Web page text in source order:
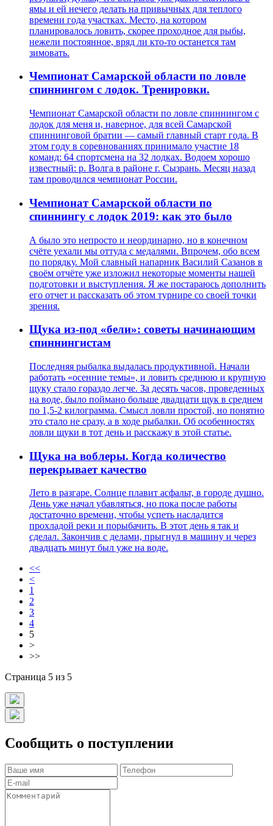
ямы и ей нечего делать на привычных для теплого
времени года участках. Место, на котором
планировалось ловить, скорее проходное для рыбы,
нежели постоянное, вряд ли кто-то останется там
зимовать.
Чемпионат Самарской области по ловле
спиннингом с лодок. Тренировки.
Чемпионат Самарской области по ловле спиннингом с
лодок для меня и, наверное, для всей Самарской
спиннинговой братии — самый главный старт года. В
этом году в соревнованиях принимало участие 18
команд: 64 спортсмена на 32 лодках. Водоем хорошо
известный: р. Волга в районе г. Сызрань. Месяц назад
там проводился чемпионат России.
Чемпионат Самарской области по
спиннингу с лодок 2019: как это было
А было это непросто и неординарно, но в конечном
счёте уехали мы оттуда с медалями. Впрочем, обо всем
по порядку. Мой славный напарник Василий Сазанов в
своём отчёте уже изложил некоторые моменты нашей
подготовки и выступления. Я же постараюсь дополнить
его отчет и рассказать об этом турнире со своей точки
зрения.
Щука из-под «бели»: советы начинающим
спиннингистам
Последняя рыбалка выдалась продуктивной. Начали
работать «осенние темы», и ловить среднюю и крупную
щуку стало гораздо легче. За десять часов, проведенных
на воде, было поймано больше двадцати щук в среднем
по 1,5-2 килограмма. Смысл ловли простой, но понятно
это стало не сразу, а в ходе рыбалки. Об особенностях
ловли щуки в тот день и расскажу в этой статье.
Щука на воблеры. Когда количество
перекрывает качество
Лето в разгаре. Солнце плавит асфальт, в городе душно.
День уже начал убавляться, но пока после работы
достаточно времени, чтобы успеть насладится
прохладой реки и порыбачить. В этот день я так и
сделал. Закончив с делами, прыгнул в машину и через
двадцать минут был уже на воде.
<<
<
1
2
3
4
5
>
>>
Страница 5 из 5
Сообщить о поступлении